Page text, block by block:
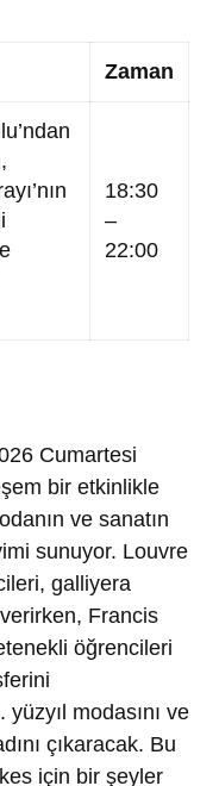
Zaman
18:30
–
22:00
Cumartesi
bir etkinlikle
ve sanatın
sunuyor. Louvre
galliyera
Francis
öğrencileri
modasını ve
çıkaracak. Bu
için bir şeyler